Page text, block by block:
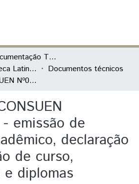
UNILA | Documentação Técnica
BIUNILA - Biblioteca Latino-Americana
Documentos técnicos
Resolução CONSUEN Nº009/2014 - emissão de histórico acadêmico, declaração de conclusão de curso, certificados e diplomas
- emissão de
declaração
de curso,
diplomas